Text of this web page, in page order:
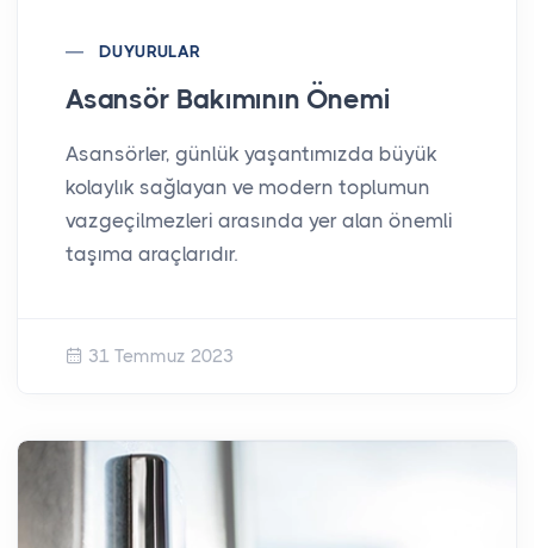
DUYURULAR
Asansör Bakımının Önemi
Asansörler, günlük yaşantımızda büyük
kolaylık sağlayan ve modern toplumun
vazgeçilmezleri arasında yer alan önemli
taşıma araçlarıdır.
31 Temmuz 2023